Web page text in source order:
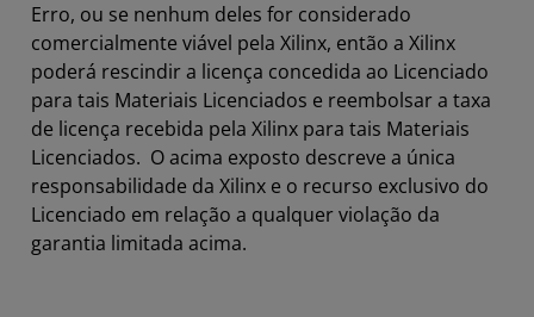
Erro, ou se nenhum deles for considerado
comercialmente viável pela Xilinx, então a Xilinx
poderá rescindir a licença concedida ao Licenciado
para tais Materiais Licenciados e reembolsar a taxa
de licença recebida pela Xilinx para tais Materiais
Licenciados. O acima exposto descreve a única
responsabilidade da Xilinx e o recurso exclusivo do
Licenciado em relação a qualquer violação da
garantia limitada acima.